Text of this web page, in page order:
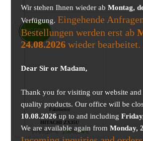
Wir stehen Ihnen wieder abMontag,
Verfügung. Eingehende
Bestellungen werden erst ab
24.08.2026 wieder bearbeitet.
Dear Sir or Madam,
Thank you for visiting our website
quality products. Our office will be
10.08.2026up to and including
We are available again fromMonday,
Fahrmotor
für
HITACHI ZX35U
1705,27€ 1566,04€
ANGEBOT!